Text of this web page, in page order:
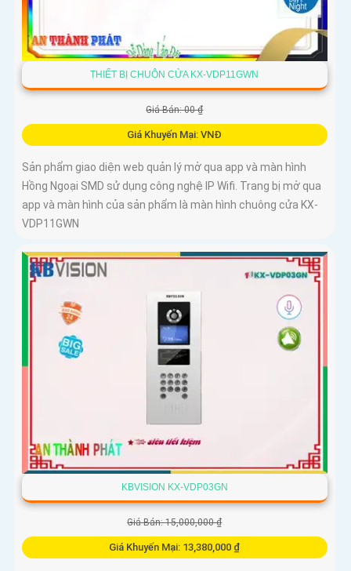
THIẾT BỊ CHUÔN CỬA KX-VDP11GWN
Giá Bán: 00 ₫
Giá Khuyến Mại: VNĐ
Sản phẩm giao diện web quản lý mở qua app và màn hình
Hồng Ngoại SMD sử dụng công nghệ IP Wifi. Trang bị mở qua
app và màn hình của sản phẩm là màn hình chuông cửa KX-
VDP11GWN
KBVISION KX-VDP03GN
Giá Bán: 15,000,000 ₫
Giá Khuyến Mại: 13,380,000 ₫